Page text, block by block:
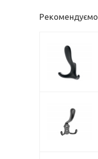
Рекомендуємо